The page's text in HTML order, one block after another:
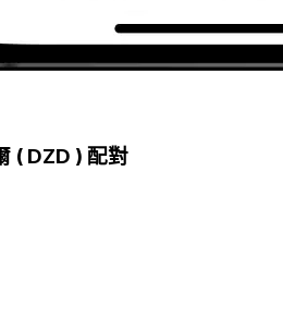
( DZD ) 配對